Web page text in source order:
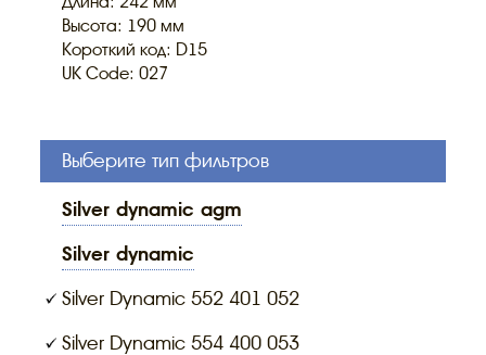
Высота: 190 мм
Короткий код: D15
UK Code: 027
Выберите тип фильтров
silver dynamic agm
silver dynamic
Silver Dynamic 552 401 052
Silver Dynamic 554 400 053